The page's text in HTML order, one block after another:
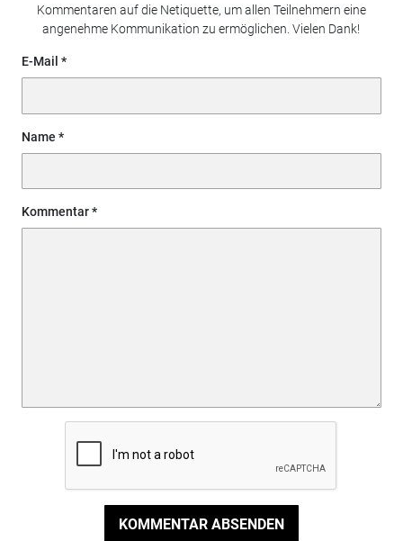
Kommentaren auf die Netiquette, um allen Teilnehmern eine
angenehme Kommunikation zu ermöglichen. Vielen Dank!
E-Mail
Name
Kommentar
KOMMENTAR ABSENDEN